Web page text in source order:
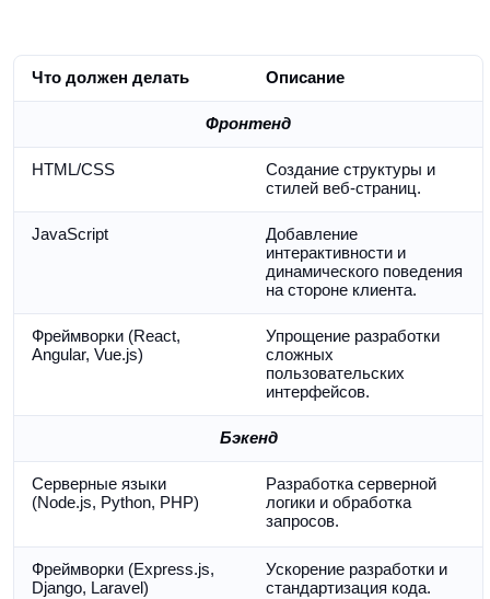
Что должен делать Описание
Фронтенд
HTML/CSS
Создание структуры и
стилей веб-страниц.
JavaScript
Добавление
интерактивности и
динамического поведения
на стороне клиента.
Фреймворки (React,
Angular, Vue.js)
Упрощение разработки
сложных
пользовательских
интерфейсов.
Бэкенд
Серверные языки
(Node.js, Python, PHP)
Разработка серверной
логики и обработка
запросов.
Фреймворки (Express.js,
Django, Laravel)
Ускорение разработки и
стандартизация кода.